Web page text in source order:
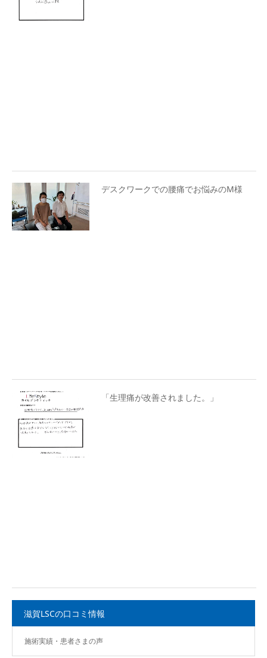
デスクワークでの腰痛でお悩みのM様
「生理痛が改善されました。」
滋賀LSCの口コミ情報
施術実績・患者さまの声